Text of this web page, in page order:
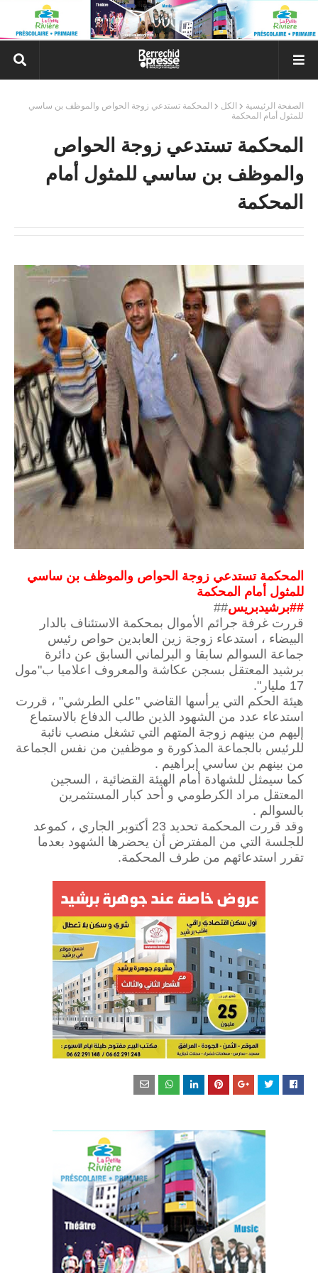
الصفحة الرئيسية الكل
المحكمة تستدعي زوجة الحواص والموظف بن ساسي
للمثول أمام المحكمة
المحكمة تستدعي زوجة الحواص
والموظف بن ساسي للمثول أمام
المحكمة
المحكمة تستدعي زوجة الحواص والموظف بن ساسي
للمثول أمام المحكمة
##برشيدبريس##
قررت غرفة جرائم الأموال بمحكمة الاستئناف بالدار
البيضاء ، استدعاء زوجة زين العابدين حواص رئيس
جماعة السوالم سابقا و البرلماني السابق عن دائرة
برشيد المعتقل بسجن عكاشة والمعروف اعلاميا ب"مول
17 مليار".
هيئة الحكم التي يرأسها القاضي "علي الطرشي" ، قررت
استدعاء عدد من الشهود الذين طالب الدفاع بالاستماع
إليهم من بينهم زوجة المتهم التي تشغل منصب نائبة
للرئيس بالجماعة المذكورة و موظفين من نفس الجماعة
من بينهم بن ساسي إبراهيم .
كما سيمثل للشهادة أمام الهيئة القضائية ، السجين
المعتقل مراد الكرطومي و أحد كبار المستثمرين
بالسوالم .
وقد قررت المحكمة تحديد 23 أكتوبر الجاري ، كموعد
للجلسة التي من المفترض أن يحضرها الشهود بعدما
تقرر استدعائهم من طرف المحكمة.